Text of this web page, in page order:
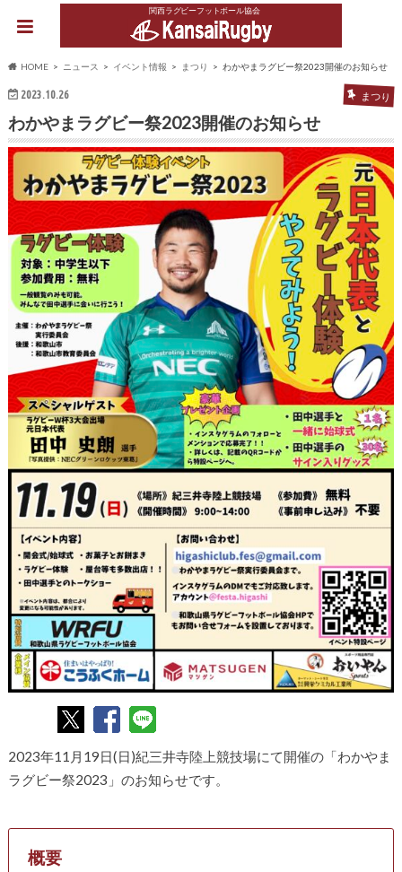
関西ラグビーフットボール協会
HOME ニュース イベント情報 まつり わかやまラグビー祭2023開催のお知らせ
2023.10.26 まつり
わかやまラグビー祭2023開催のお知らせ
2023年11月19日(日)紀三井寺陸上競技場にて開催の「わかやま
ラグビー祭2023」のお知らせです。
概要